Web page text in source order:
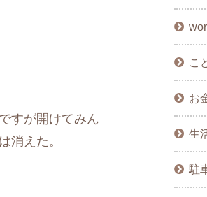
すが開けてみん
消えた。
こ
お
生
駐